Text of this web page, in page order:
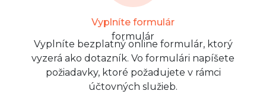
Vyplníte formulár
Vyplníte bezplatný online formulár, ktorý
vyzerá ako dotazník. Vo formulári napíšete
požiadavky, ktoré požadujete v rámci
účtovných služieb.